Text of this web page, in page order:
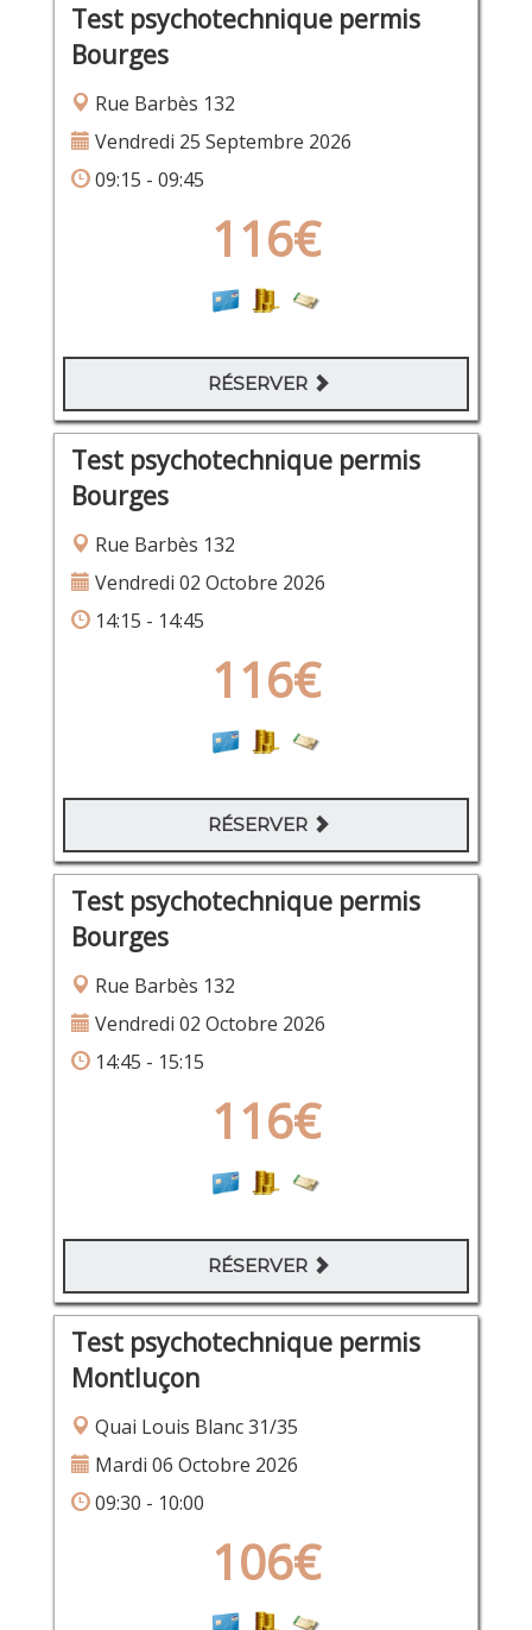
Test psychotechnique permis
Bourges
Rue Barbès 132
Vendredi 25 Septembre 2026
09:15 - 09:45
116€
RÉSERVER
Test psychotechnique permis
Bourges
Rue Barbès 132
Vendredi 02 Octobre 2026
14:15 - 14:45
116€
RÉSERVER
Test psychotechnique permis
Bourges
Rue Barbès 132
Vendredi 02 Octobre 2026
14:45 - 15:15
116€
RÉSERVER
Test psychotechnique permis
Montluçon
Quai Louis Blanc 31/35
Mardi 06 Octobre 2026
09:30 - 10:00
106€